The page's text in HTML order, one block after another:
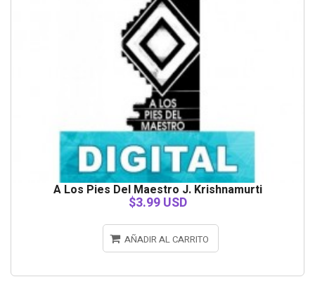
A Los Pies Del Maestro J. Krishnamurti
$3.99 USD
AÑADIR AL CARRITO